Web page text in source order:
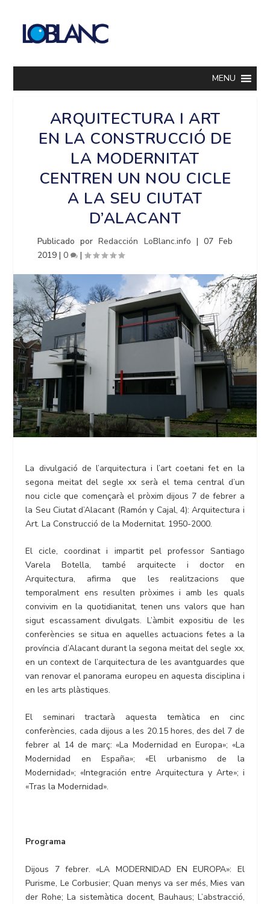
MENU
ARQUITECTURA I ART
EN LA CONSTRUCCIÓ DE
LA MODERNITAT
CENTREN UN NOU CICLE
A LA SEU CIUTAT
D’ALACANT
Publicado porRedacción LoBlanc.info | 07 Feb
2019 |0 |
La divulgació de l’arquitectura i l’art coetani fet en la
segona meitat del segle xx serà el tema central d’un
nou cicle que començarà el pròxim dijous 7 de febrer a
la Seu Ciutat d’Alacant (Ramón y Cajal, 4): Arquitectura i
Art. La Construcció de la Modernitat. 1950-2000.
El cicle, coordinat i impartit pel professor Santiago
Varela Botella, també arquitecte i doctor en
Arquitectura, afirma que les realitzacions que
temporalment ens resulten pròximes i amb les quals
convivim en la quotidianitat, tenen uns valors que han
sigut escassament divulgats. L’àmbit expositiu de les
conferències se situa en aquelles actuacions fetes a la
província d’Alacant durant la segona meitat del segle xx,
en un context de l’arquitectura de les avantguardes que
van renovar el panorama europeu en aquesta disciplina i
en les arts plàstiques.
El seminari tractarà aquesta temàtica en cinc
conferències, cada dijous a les 20.15 hores, des del 7 de
febrer al 14 de març: «La Modernidad en Europa»; «La
Modernidad en España»; «El urbanismo de la
Modernidad»; «Integración entre Arquitectura y Arte»; i
«Tras la Modernidad».
Programa
Dijous 7 febrer. «LA MODERNIDAD EN EUROPA»: El
Purisme, Le Corbusier; Quan menys va ser més, Mies van
der Rohe; La sistemàtica docent, Bauhaus; L’abstracció,